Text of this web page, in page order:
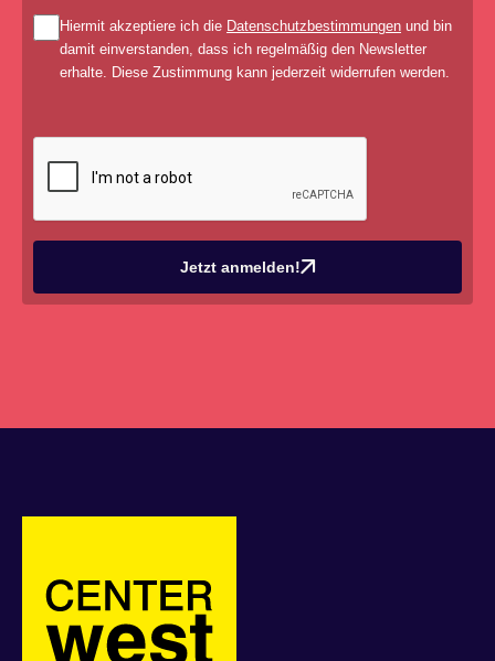
Hiermit akzeptiere ich die Datenschutzbestimmungen und bin
damit einverstanden, dass ich regelmäßig den Newsletter
erhalte. Diese Zustimmung kann jederzeit widerrufen werden.
Jetzt anmelden!